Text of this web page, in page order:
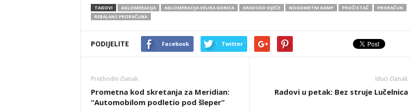
TAGOVI AGLOMERACIJA AGLOMERACIJA VELIKA GORICA GRADSKO VIJEĆE NOGOMETNI KAMP PROČISTAČ
PRORAČUN
REBALANS PRORAČUNA
PODIJELITE Facebook Twitter
Prethodni članak
Prometna kod skretanja za Meridian:
“Automobilom podletio pod šleper”
Idući članak
Radovi u petak: Bez struje Lučelnica